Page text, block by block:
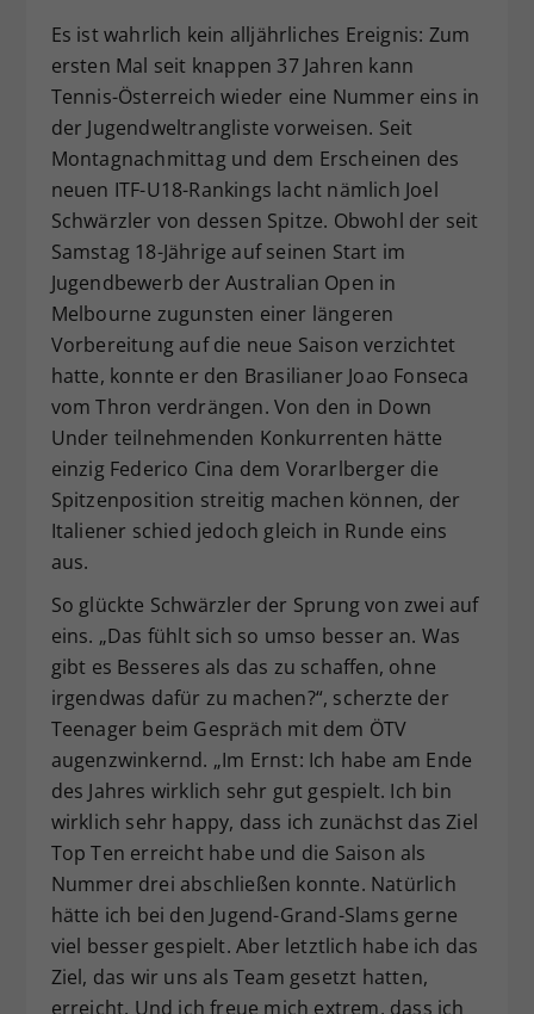
Es ist wahrlich kein alljährliches Ereignis: Zum
ersten Mal seit knappen 37 Jahren kann
Tennis-Österreich wieder eine Nummer eins in
der Jugendweltrangliste vorweisen. Seit
Montagnachmittag und dem Erscheinen des
neuen ITF-U18-Rankings lacht nämlich Joel
Schwärzler von dessen Spitze. Obwohl der seit
Samstag 18-Jährige auf seinen Start im
Jugendbewerb der Australian Open in
Melbourne zugunsten einer längeren
Vorbereitung auf die neue Saison verzichtet
hatte, konnte er den Brasilianer Joao Fonseca
vom Thron verdrängen. Von den in Down
Under teilnehmenden Konkurrenten hätte
einzig Federico Cina dem Vorarlberger die
Spitzenposition streitig machen können, der
Italiener schied jedoch gleich in Runde eins
aus.
So glückte Schwärzler der Sprung von zwei auf
eins. „Das fühlt sich so umso besser an. Was
gibt es Besseres als das zu schaffen, ohne
irgendwas dafür zu machen?“, scherzte der
Teenager beim Gespräch mit dem ÖTV
augenzwinkernd. „Im Ernst: Ich habe am Ende
des Jahres wirklich sehr gut gespielt. Ich bin
wirklich sehr happy, dass ich zunächst das Ziel
Top Ten erreicht habe und die Saison als
Nummer drei abschließen konnte. Natürlich
hätte ich bei den Jugend-Grand-Slams gerne
viel besser gespielt. Aber letztlich habe ich das
Ziel, das wir uns als Team gesetzt hatten,
erreicht. Und ich freue mich extrem, dass ich
Zweck
Dieser Wert speichert Ihre Consent-
Einstellungen. Unter anderem eine
zufällig generierte ID, für die
historische Speicherung Ihrer
vorgenommen Einstellungen, falls der
Webseiten-Betreiber dies eingestellt
hat.